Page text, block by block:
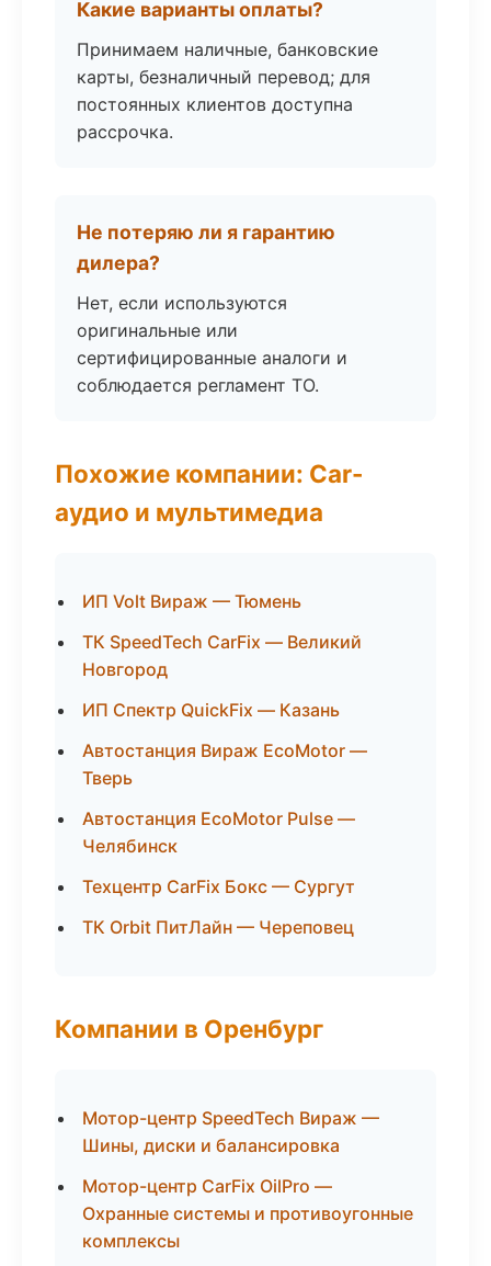
Какие варианты оплаты?
Принимаем наличные, банковские
карты, безналичный перевод; для
постоянных клиентов доступна
рассрочка.
Не потеряю ли я гарантию
дилера?
Нет, если используются
оригинальные или
сертифицированные аналоги и
соблюдается регламент ТО.
Похожие компании: Car-
аудио и мультимедиа
ИП Volt Вираж — Тюмень
ТК SpeedTech CarFix — Великий
Новгород
ИП Спектр QuickFix — Казань
Автостанция Вираж EcoMotor —
Тверь
Автостанция EcoMotor Pulse —
Челябинск
Техцентр CarFix Бокс — Сургут
ТК Orbit ПитЛайн — Череповец
Компании в Оренбург
Мотор-центр SpeedTech Вираж —
Шины, диски и балансировка
Мотор-центр CarFix OilPro —
Охранные системы и противоугонные
комплексы